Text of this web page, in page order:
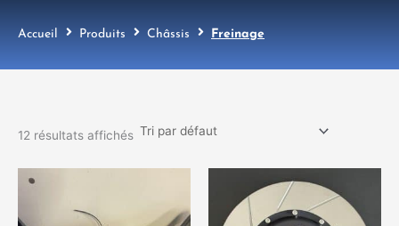
Accueil Produits Châssis Freinage
12 résultats affichés